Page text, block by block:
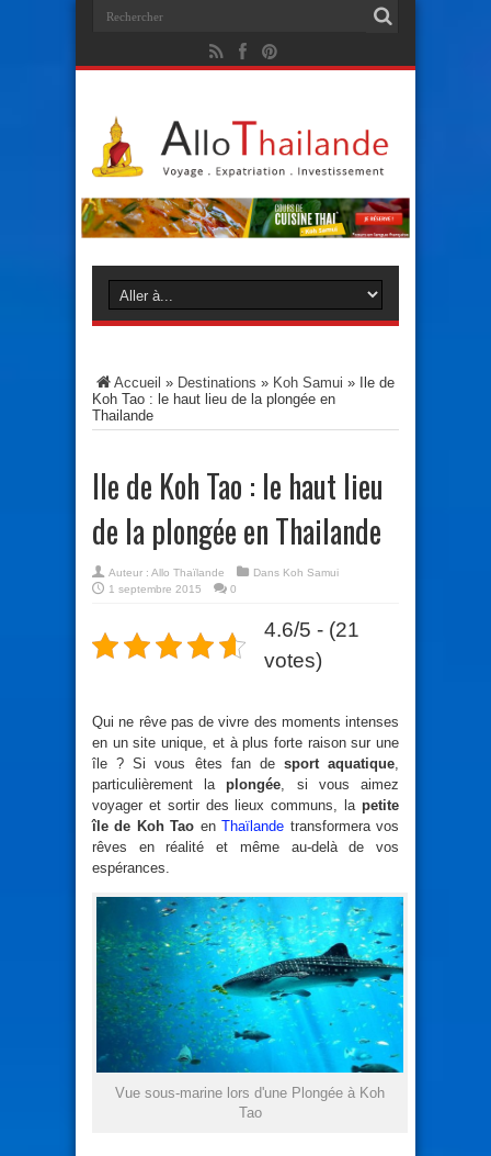
Accueil » Destinations » Koh Samui »
Ile de
Koh Tao : le haut lieu de la plongée en
Thailande
Ile de Koh Tao : le haut lieu
de la plongée en Thailande
Auteur : Allo Thaïlande Dans Koh Samui
1 septembre 2015
0
4.6/5 - (21
votes)
Qui ne rêve pas de vivre des moments intenses
en un site unique, et à plus forte raison sur une
île ? Si vous êtes fan de sport aquatique,
particulièrement laplongée, si vous aimez
voyager et sortir des lieux communs, la petite
île de Koh Tao enThaïlande transformera vos
rêves en réalité et même au-delà de vos
espérances.
Vue sous-marine lors d'une Plongée à Koh
Tao